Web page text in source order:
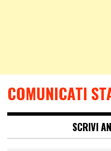
COMUNICATI
SCRIVI